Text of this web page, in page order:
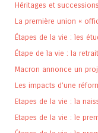
Héritages et successions
La première union «
Étapes de la vie : les
Étape de la vie : la
Macron annonce un
Les impacts d’une
Etapes de la vie : la
Etapes de la vie : le